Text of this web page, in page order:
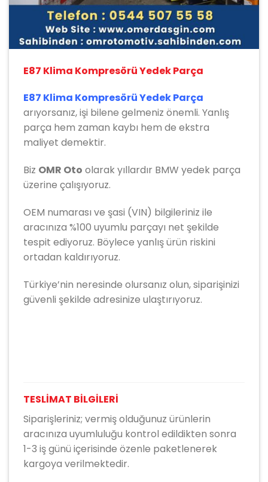
E87 Klima Kompresörü Yedek Parça
E87 Klima Kompresörü Yedek Parça
arıyorsanız, işi bilene gelmeniz önemli. Yanlış
parça hem zaman kaybı hem de ekstra
maliyet demektir.
Biz OMR Oto olarak yıllardır BMW yedek parça
üzerine çalışıyoruz.
OEM numarası ve şasi (VIN) bilgileriniz ile
aracınıza %100 uyumlu parçayı net şekilde
tespit ediyoruz. Böylece yanlış ürün riskini
ortadan kaldırıyoruz.
Türkiye’nin neresinde olursanız olun, siparişinizi
güvenli şekilde adresinize ulaştırıyoruz.
TESLİMAT BİLGİLERİ
Siparişleriniz; vermiş olduğunuz ürünlerin
aracınıza uyumluluğu kontrol edildikten sonra
1-3 iş günü içerisinde özenle paketlenerek
kargoya verilmektedir.